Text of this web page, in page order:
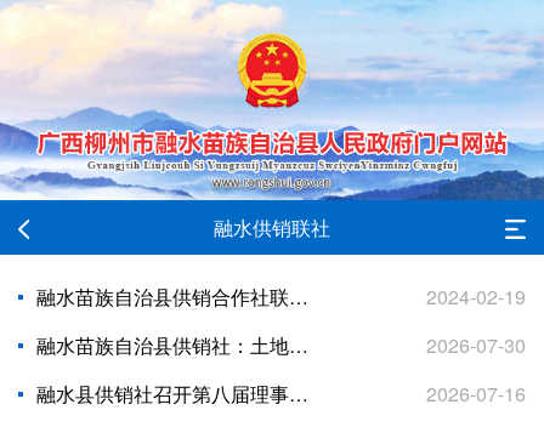
融水供销联社
融水苗族自治县供销合作社联合社
2024-02-19
融水苗族自治县供销社：土地托管助农兴 送肥送技促增收
2026-07-30
融水县供销社召开第八届理事会第六次全体（扩大）会议
2026-07-16